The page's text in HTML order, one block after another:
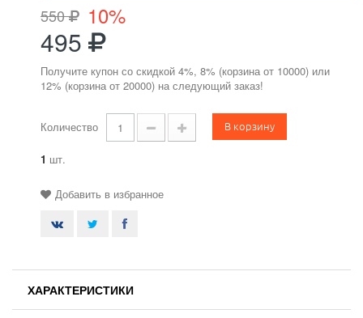
550 10%
495
Получите купон со скидкой 4%, 8% (корзина от 10000) или
12% (корзина от 20000) на следующий заказ!
Количество В корзину
1 шт.
Добавить в избранное
ХАРАКТЕРИСТИКИ